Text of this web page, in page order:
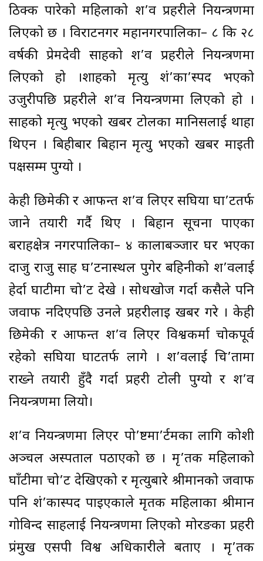
ठिक्क पारेको महिलाको श’व प्रहरीले नियन्त्रणमा
लिएको छ । विराटनगर महानगरपालिका– ८ कि २८
वर्षकी प्रेमदेवी साहको श’व प्रहरीले नियन्त्रणमा
लिएको हो ।शाहको मृत्यु शं’का’स्पद भएको
उजुरीपछि प्रहरीले श’व नियन्त्रणमा लिएको हो ।
साहको मृत्यु भएको खबर टोलका मानिसलाई थाहा
थिएन । बिहीबार बिहान मृत्यु भएको खबर माइती
पक्षसम्म पुग्यो ।
केही छिमेकी र आफन्त श’व लिएर सिंघिया घा’टतर्फ
जाने तयारी गर्दै थिए । बिहान सूचना पाएका
बराहक्षेत्र नगरपालिका– ४ कालाबञ्जार घर भएका
दाजु राजु साह घ’टनास्थल पुगेर बहिनीको श’वलाई
हेर्दा घाटीमा चो’ट देखे । सोधखोज गर्दा कसैले पनि
जवाफ नदिएपछि उनले प्रहरीलाइ खबर गरे । केही
छिमेकी र आफन्त श’व लिएर विश्वकर्मा चोकपूर्व
रहेको सिंघिया घाटतर्फ लागे । श’वलाई चि’तामा
राख्ने तयारी हुँदै गर्दा प्रहरी टोली पुग्यो र श’व
नियन्त्रणमा लियो।
श’व नियन्त्रणमा लिएर पो’ष्टमा’र्टमका लागि कोशी
अञ्चल अस्पताल पठाएको छ । मृ’तक महिलाको
घाँटीमा चो’ट देखिएको र मृत्युबारे श्रीमानको जवाफ
पनि शं’कास्पद पाइएकाले मृतक महिलाका श्रीमान
गोविन्द साहलाई नियन्त्रणमा लिएको मोरङका प्रहरी
प्रंमुख एसपी विश्व अधिकारीले बताए । मृ’तक